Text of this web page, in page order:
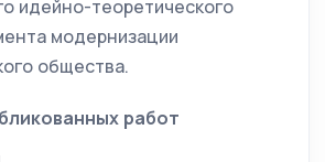
идейно-теоретического
модернизации
общества.
работ